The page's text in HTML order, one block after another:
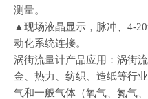
测量。
▲现场液晶显示，脉冲、4-
动化系统连接。
涡街流量计产品应用：涡街
金、热力、纺织、造纸等行
气和一般气体（氧气、氮气